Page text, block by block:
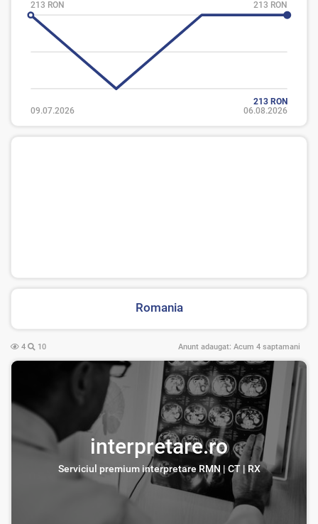
213 RON 213 RON
213 RON
09.07.2026
06.08.2026
Romania
4 10 Anunt adaugat: Acum 4 saptamani
interpretare.ro
Serviciul premium interpretare RMN | CT | RX